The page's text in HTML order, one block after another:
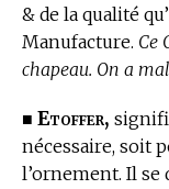
& de la qualité
Manufacture. Ce
chapeau. On a
■ Etoffer,
nécessaire, soit
l’ornement. Il se